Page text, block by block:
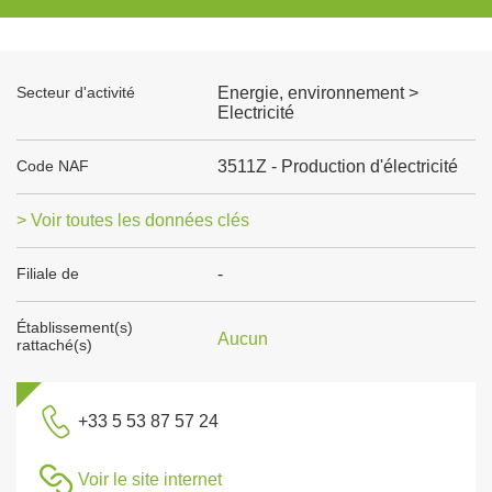
Secteur d'activité
Energie, environnement >
Electricité
Code NAF 3511Z - Production d'électricité
> Voir toutes les données clés
Filiale de -
Établissement(s)
rattaché(s)
Aucun
+33 5 53 87 57 24
Voir le site internet